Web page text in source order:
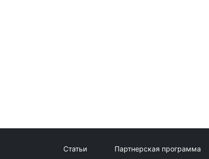
Статьи Партнерская программа